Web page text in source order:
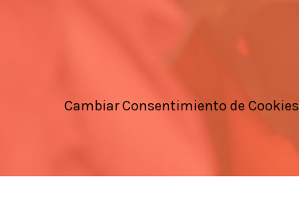
Cambiar Consentimiento de Cookies